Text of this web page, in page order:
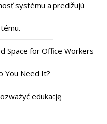
systému a predlžujú
Space for Office Workers
You Need It?
edukację